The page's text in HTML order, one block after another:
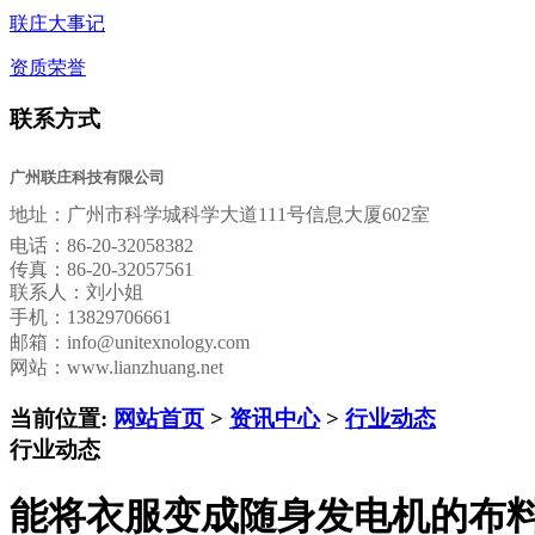
联庄大事记
资质荣誉
联系方式
广州联庄科技有限公司
地址： 广州市科学城科学大道111号信息大厦602室
电话： 86-20-32058382
传真： 86-20-32057561
联系人：刘小姐
手机：13829706661
邮箱： info@unitexnology.com
网站：www.lianzhuang.net
当前位置: 网站首页 > 资讯中心> 行业动态
行业动态
能将衣服变成随身发电机的布